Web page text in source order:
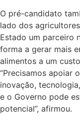
O pré-candidato
lado dos
Estado um parceiro
forma a gerar mais
alimentos a um
“Precisamos apoiar
inovação,
e o Governo pode
potencial”, afirmou.